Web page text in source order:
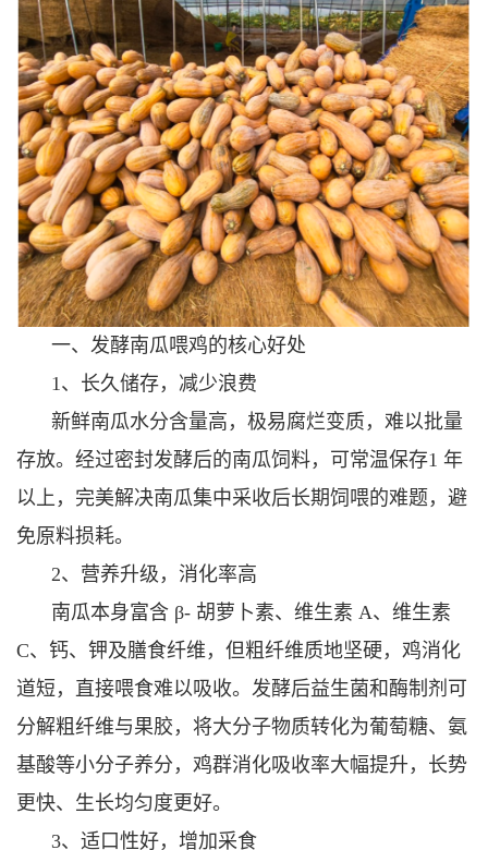
一、发酵南瓜喂鸡的核心好处
1、长久储存，减少浪费
新鲜南瓜水分含量高，极易腐烂变质，难以批量
存放。经过密封发酵后的南瓜饲料，可常温保存1 年
以上，完美解决南瓜集中采收后长期饲喂的难题，避
免原料损耗。
2、营养升级，消化率高
南瓜本身富含 β- 胡萝卜素、维生素 A、维生素
C、钙、钾及膳食纤维，但粗纤维质地坚硬，鸡消化
道短，直接喂食难以吸收。发酵后益生菌和酶制剂可
分解粗纤维与果胶，将大分子物质转化为葡萄糖、氨
基酸等小分子养分，鸡群消化吸收率大幅提升，长势
更快、生长均匀度更好。
3、适口性好，增加采食